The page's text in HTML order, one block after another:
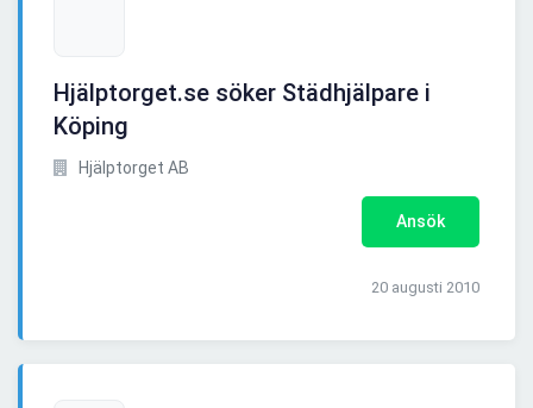
Hjälptorget.se söker Städhjälpare i
Köping
Hjälptorget AB
Ansök
20 augusti 2010